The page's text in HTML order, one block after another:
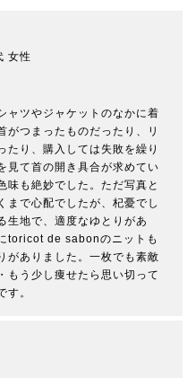
女性
ャツやジャケットのなかに着
がつまったものだったり、リ
たり、購入しては失敗を繰り
見て首の開き具合が求めてい
味も絶妙でした。ただ写真と
まで心配でしたが、杞憂でし
生地で、適度なゆとりがあ
toricot de sabonのニットも
がありました。一枚でも素敵
もう少し痩せたら思い切って
す。